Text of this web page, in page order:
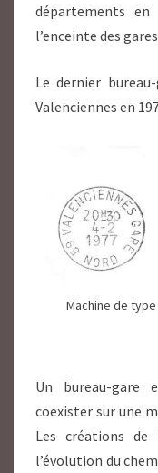
départements
l’enceinte des
Le dernier
Valenciennes en
Machine de
Un bureau-gare
coexister sur une
Les créations de
l’évolution du